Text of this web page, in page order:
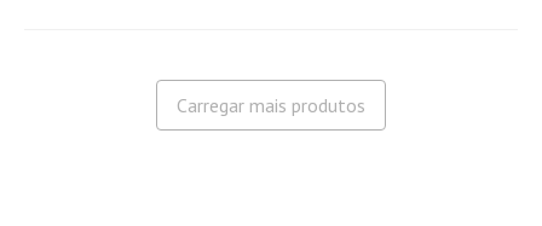
Carregar mais produtos